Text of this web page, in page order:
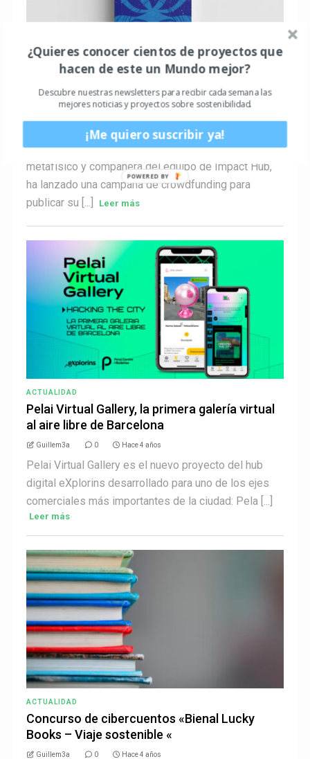
ACTUALIDAD
Ya puedes colaborar en la campaña de
crowdfunding del libro «Regreso al Origen»,
de Iris Molina Cianca
0 Hace 4 años
Iris Molina Cianca, divulgadora de contenido
metafísico y compañera del equipo de Impact Hub,
ha lanzado una campaña de crowdfunding para
publicar su [...]
Leer más
ACTUALIDAD
Pelai Virtual Gallery, la primera galería virtual
al aire libre de Barcelona
Guillem3a 0 Hace 4 años
Pelai Virtual Gallery es el nuevo proyecto del hub
digital eXplorins desarrollado para uno de los ejes
comerciales más importantes de la ciudad: Pela [...]
Leer más
ACTUALIDAD
Concurso de cibercuentos «Bienal Lucky
Books – Viaje sostenible «
Guillem3a 0 Hace 4 años
¿Quieres conocer cientos de proyectos que
hacen de este un Mundo mejor?
Descubre nuestras newsletters para recibir cada semana las
mejores noticias y proyectos sobre sostenibilidad.
¡Me quiero suscribir ya!